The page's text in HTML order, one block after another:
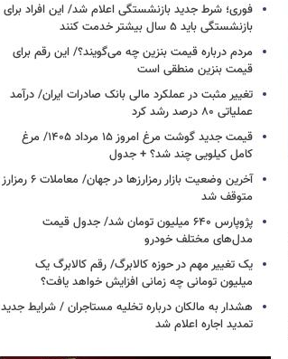
فوری؛ شرط جدید بازنشستگی اعلام شد/ این افراد برای
بازنشستگی باید ۵ سال بیشتر خدمت کنند
مردم درباره قیمت بنزین چه می‌گویند؟/ این رقم برای
قیمت بنزین منطقی است
تغییر مثبت در عملکرد مالی بانک صادرات ایران/ درآمد
عملیاتی ۸۰ درصد رشد کرد
قیمت جدید گوشت مرغ امروز ۱۵ مرداد ۱۴۰۵/ مرغ
کامل کیلویی چند شد؟ + جدول
آخرین وضعیت بازار رمزارزها در جهان/ معاملات ۶ رمزارز
متوقف شد
پژوپارس ۶۴۰ میلیون تومان شد/ جدول قیمت
مدل‌های مختلف خودرو
یک تغییر مهم در حوزه کالابرگ/ رقم کالابرگ یک
میلیون تومانی چه زمانی افزایش خواهد یافت؟
هشدار به مالکان درباره تخلیه مستاجران / شرایط جدید
تمدید اجاره اعلام شد